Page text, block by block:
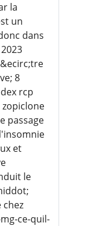
la
un
dans
8
rcp
passage
et
le
ce-quil-